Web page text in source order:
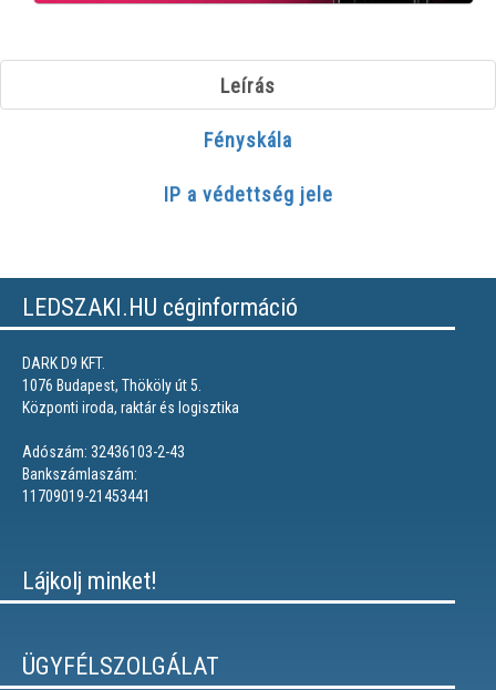
Leírás
Fényskála
IP a védettség jele
LEDSZAKI.HU céginformáció
DARK D9 KFT.
1076 Budapest, Thököly út 5.
Központi iroda, raktár és logisztika
Adószám: 32436103-2-43
Bankszámlaszám:
11709019-21453441
Lájkolj minket!
ÜGYFÉLSZOLGÁLAT